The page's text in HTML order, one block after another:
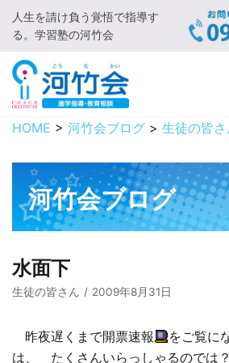
コ
ン
テ
ン
ツ
に
キ
プ
人生を請け負う覚悟で指導す
る。学習塾の河竹会
HOME
新着情報
□ お知らせ
河竹会について
□ 河竹会について
□ よくあるご質問
□ 小学部
□ 高校部
実 績
□ 2019年合格体験記
HOME > 河竹会ブログ > 生徒の皆さ
河竹会ブログ
水面下
生徒の皆さん 2009年8月31日
昨夜遅くまで開票速報
をご覧に
は、 たくさんいらっしゃるのでは？